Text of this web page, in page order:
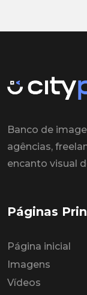
Banco de
agências,
encanto visual
Páginas
Página inicial
Imagens
Vídeos